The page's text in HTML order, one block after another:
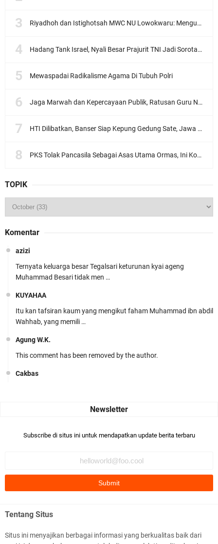
Riyadhoh dan Istighotsah MWC NU Lowokwaru: Menguatkan Doa, Menjalin Ukhuwah Menyambut Muktamar NU ke-35
Hadang Tank Israel, Nyali Besar Prajurit TNI Jadi Sorotan Dunia
Mewaspadai Radikalisme Agama Di Tubuh Polri
Jaga Marwah dan Kepercayaan Publik, Ratusan Guru Ngaji Kota Malang Serukan Deklarasi Ramah Anak
HTI Dilibatkan, Banser Siap Kepung Gedung Sate, Jawa Barat
PKS Tolak Pancasila Sebagai Asas Utama Ormas, Ini Komentar PBNU
TOPIK
Komentar
azizi
Ternyata keluarga besar Tegalsari keturunan kyai ageng
Muhammad Besari tidak men …
KUYAHAA
Itu kan tafsiran kaum yang mengikut faham Muhammad ibn abdil
Wahhab, yang memili …
Agung W.K.
This comment has been removed by the author.
Cakbas
Bismillaah semoga pembuat artikel Alloh berikan pemahaman yg
Ada sejumlah pertanyaan kepada Anda dan jawablah dengan
Subscribe di situs ini untuk mendapatkan update berita terbaru
Tentang Situs
Situs ini menyajikan berbagai informasi yang berkualitas baik dari